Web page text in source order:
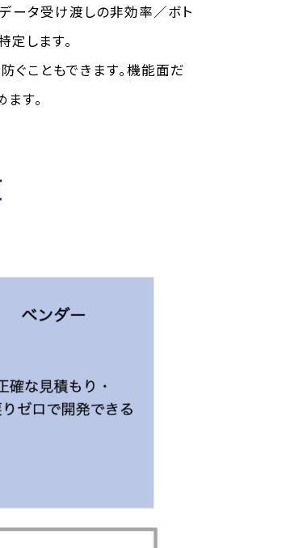
ータ受け渡しの非効率／ボト
します。
ぐこともできます。機能面だ
す。